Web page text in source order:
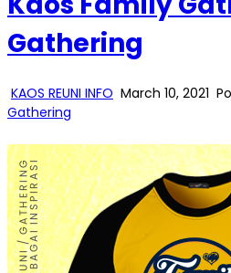
Gathering
KAOS REUNI INFO March 10, 2021
Gathering